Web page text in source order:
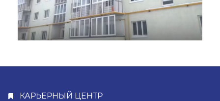
КАРЬЕРНЫЙ ЦЕНТР